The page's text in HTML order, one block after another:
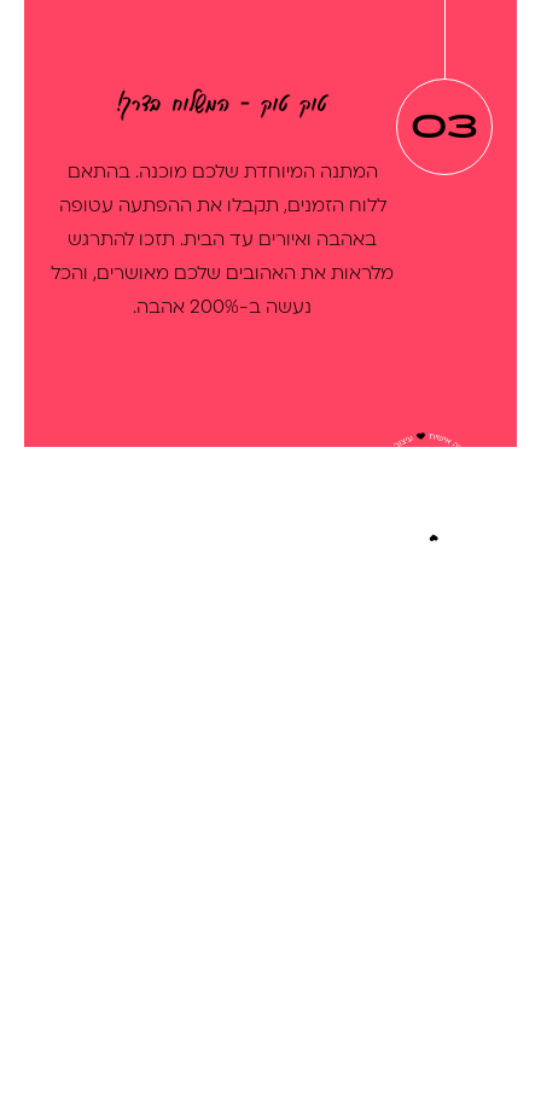
03
טוק טוק - המשלוח בדרך!
המתנה המיוחדת שלכם מוכנה. בהתאם
ללוח הזמנים, תקבלו את ההפתעה עטופה
באהבה ואיורים עד הבית. תזכו להתרגש
מלראות את האהובים שלכם מאושרים, והכל
נעשה ב-200% אהבה.